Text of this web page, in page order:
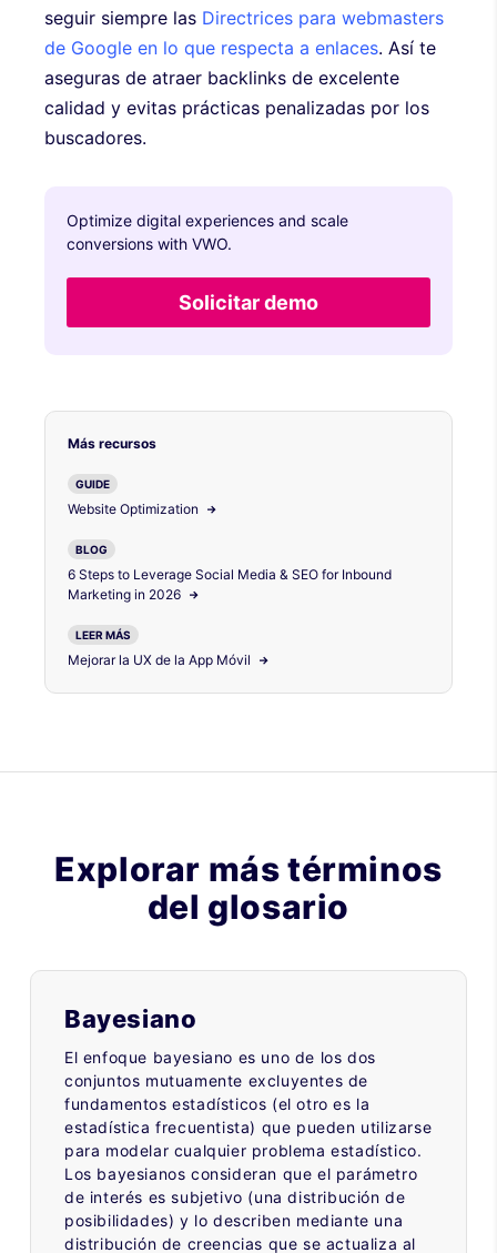
seguir siempre las Directrices para webmasters
de Google en lo que respecta a enlaces. Así te
aseguras de atraer backlinks de excelente
calidad y evitas prácticas penalizadas por los
buscadores.
Optimize digital experiences and scale
conversions with VWO.
Solicitar demo
Más recursos
GUIDE
Website Optimization
BLOG
6 Steps to Leverage Social Media & SEO for Inbound
Marketing in 2026
LEER MÁS
Mejorar la UX de la App Móvil
Explorar más términos
del glosario
Bayesiano
El enfoque bayesiano es uno de los dos
conjuntos mutuamente excluyentes de
fundamentos estadísticos (el otro es la
estadística frecuentista) que pueden utilizarse
para modelar cualquier problema estadístico.
Los bayesianos consideran que el parámetro
de interés es subjetivo (una distribución de
posibilidades) y lo describen mediante una
distribución de creencias que se actualiza al